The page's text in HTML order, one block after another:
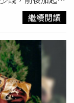
路慢慢回流賺
順的。」當初他
示：「到了人生
品，而且過去數
左）表示平時會
提供）小刀透露
始他以300萬資
像是買房，很像
繼續閱讀